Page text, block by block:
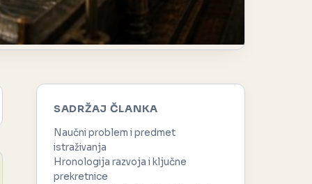
SADRŽAJ ČLANKA
Naučni problem i predmet
istraživanja
Hronologija razvoja i ključne
prekretnice